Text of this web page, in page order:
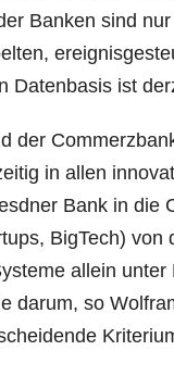
Ban­ken sind
Daten­ba­sis ist
der
in allen
Bank in die
Big­Tech)
allein
dar­um, so